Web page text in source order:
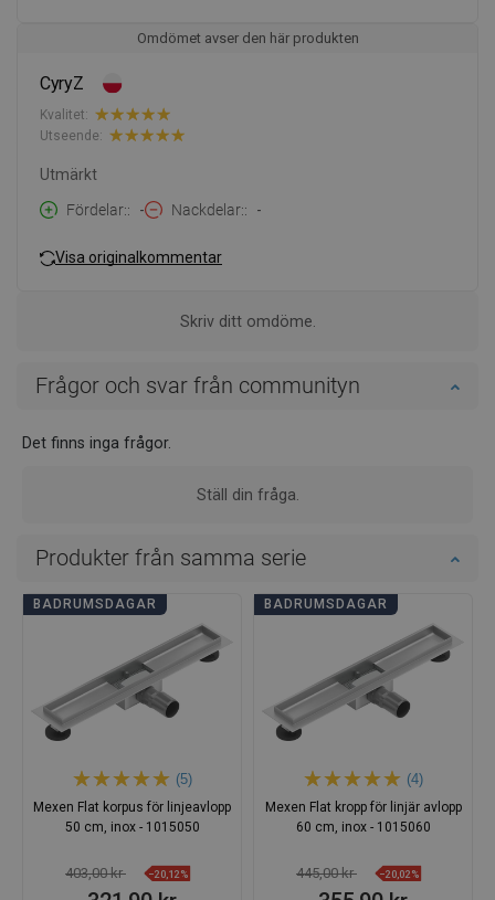
Omdömet avser den här produkten
CyryZ
Kvalitet:
Utseende:
Utmärkt
Fördelar:
- Nackdelar: -
Visa originalkommentar
Skriv ditt omdöme.
Frågor och svar från communityn
Det finns inga frågor.
Ställ din fråga.
Produkter från samma serie
BADRUMSDAGAR
(5)
Mexen Flat korpus för linjeavlopp
50 cm, inox - 1015050
403,00 kr −20,12%
BADRUMSDAGAR
(4)
Mexen Flat kropp för linjär avlopp
60 cm, inox - 1015060
445,00 kr −20,02%